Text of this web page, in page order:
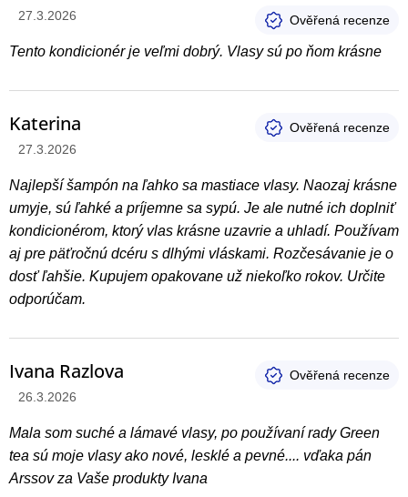
Hodnotenie produktu je 5 z 5 hviezdičiek.
27.3.2026
Tento kondicionér je veľmi dobrý. Vlasy sú po ňom krásne
Katerina
Hodnotenie produktu je 5 z 5 hviezdičiek.
27.3.2026
Najlepší šampón na ľahko sa mastiace vlasy. Naozaj krásne
umyje, sú ľahké a príjemne sa sypú. Je ale nutné ich doplniť
kondicionérom, ktorý vlas krásne uzavrie a uhladí. Používam
aj pre päťročnú dcéru s dlhými vláskami. Rozčesávanie je o
dosť ľahšie. Kupujem opakovane už niekoľko rokov. Určite
odporúčam.
Ivana Razlova
Hodnotenie produktu je 5 z 5 hviezdičiek.
26.3.2026
Mala som suché a lámavé vlasy, po používaní rady Green
tea sú moje vlasy ako nové, lesklé a pevné.... vďaka pán
Arssov za Vaše produkty Ivana